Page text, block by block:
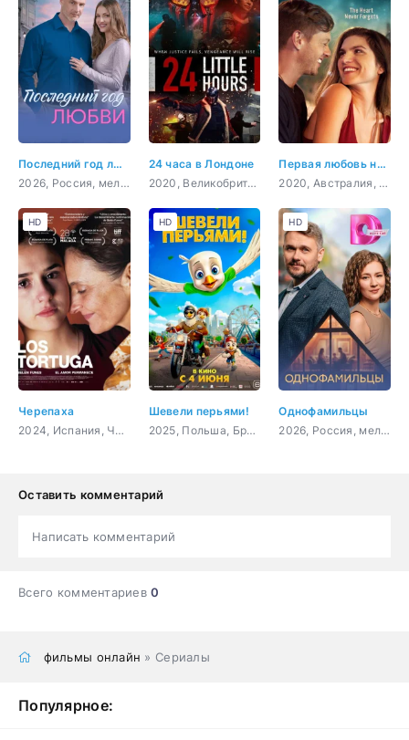
Последний год любви
2026, Россия, мелодрама
24 часа в Лондоне
2020, Великобритания, боевик, триллер, драма, криминал
Первая любовь навсегда
2020, Австралия, Филиппины, драма, мелодрама
Черепаха
2024, Испания, Чили, драма
HD
Шевели перьями!
2025, Польша, Бразилия, Гонконг, США, Великобритания,, мультфильм, приключения, семейный
HD
Однофамильцы
2026, Россия, мелодрама
HD
Оставить комментарий
Написать комментарий
Всего комментариев0
фильмы онлайн » Сериалы
Популярное: